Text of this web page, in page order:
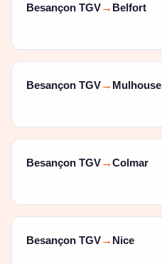
Besançon TGV→ Belfort
Besançon TGV→ Mulhouse
Besançon TGV→Colmar
Besançon TGV→ Nice